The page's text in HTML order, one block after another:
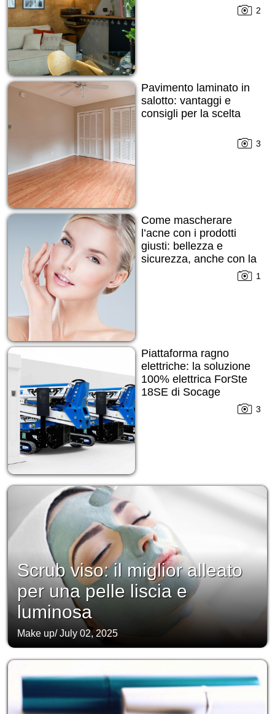
2
Pavimento laminato in
salotto: vantaggi e
consigli per la scelta
3
Come mascherare
l’acne con i prodotti
giusti: bellezza e
sicurezza, anche con la
1
Piattaforma ragno
elettriche: la soluzione
100% elettrica ForSte
18SE di Socage
3
Scrub viso: il miglior alleato
per una pelle liscia e
luminosa
Make up/July 02, 2025